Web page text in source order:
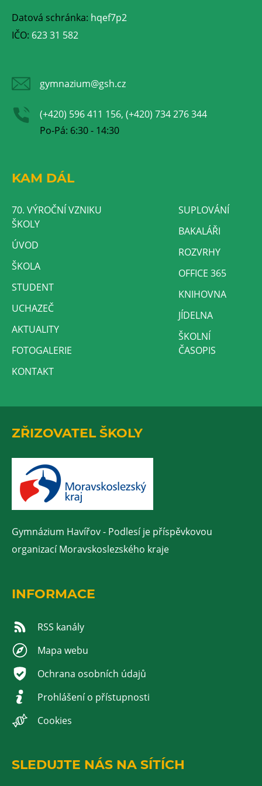
Datová schránka: hqef7p2
IČO: 623 31 582
gymnazium@gsh.cz
(+420) 596 411 156, (+420) 734 276 344
Po-Pá: 6:30 - 14:30
KAM DÁL
70. VÝROČNÍ VZNIKU
ŠKOLY
ÚVOD
ŠKOLA
STUDENT
UCHAZEČ
AKTUALITY
FOTOGALERIE
KONTAKT
SUPLOVÁNÍ
BAKALÁŘI
ROZVRHY
OFFICE 365
KNIHOVNA
JÍDELNA
ŠKOLNÍ
ČASOPIS
ZŘIZOVATEL ŠKOLY
Gymnázium Havířov - Podlesí je příspěvkovou
organizací Moravskoslezského kraje
INFORMACE
RSS kanály
Mapa webu
Ochrana osobních údajů
Prohlášení o přístupnosti
Cookies
SLEDUJTE NÁS NA SÍTÍCH